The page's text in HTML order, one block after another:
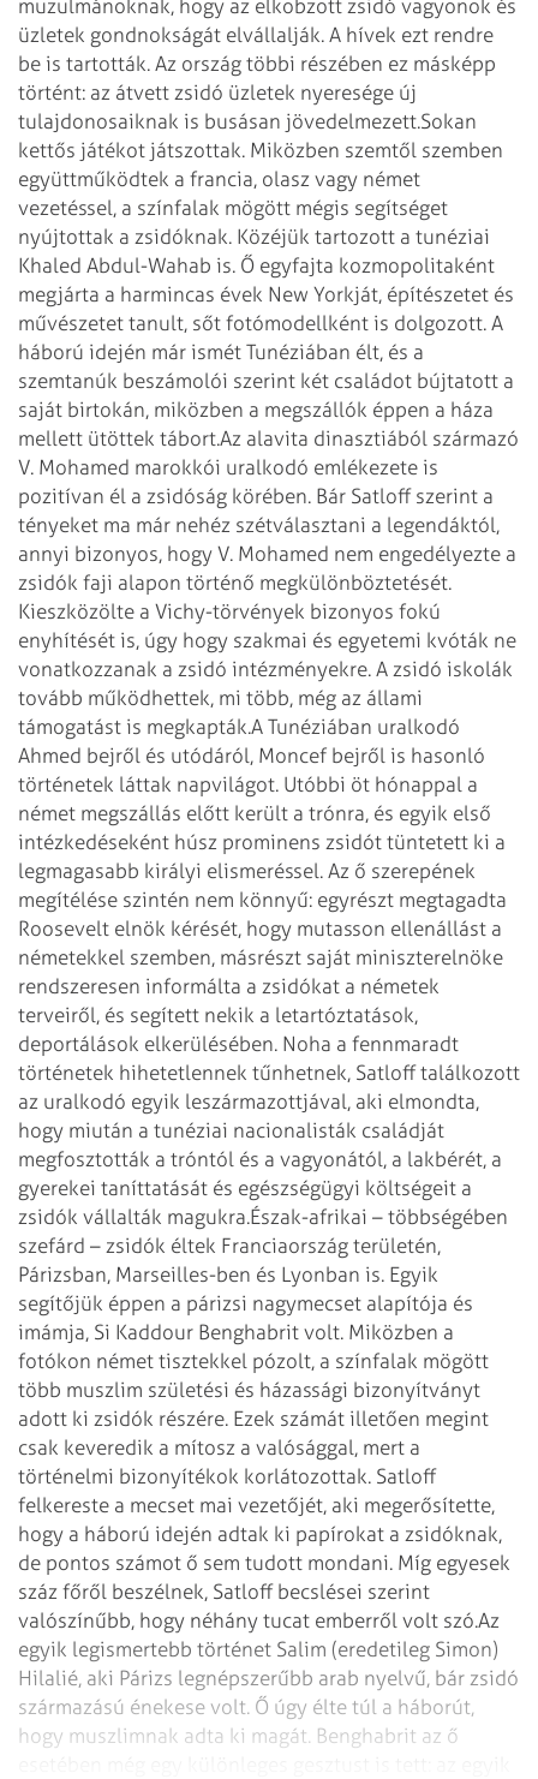
muzulmánoknak, hogy az elkobzott zsidó vagyonok és
üzletek gondnokságát elvállalják. A hívek ezt rendre
be is tartották. Az ország többi részében ez másképp
történt: az átvett zsidó üzletek nyeresége új
tulajdonosaiknak is busásan jövedelmezett.Sokan
kettős játékot játszottak. Miközben szemtől szemben
együttműködtek a francia, olasz vagy német
vezetéssel, a színfalak mögött mégis segítséget
nyújtottak a zsidóknak. Közéjük tartozott a tunéziai
Khaled Abdul-Wahab is. Ő egyfajta kozmopolitaként
megjárta a harmincas évek New Yorkját, építészetet és
művészetet tanult, sőt fotómodellként is dolgozott. A
háború idején már ismét Tunéziában élt, és a
szemtanúk beszámolói szerint két családot bújtatott a
saját birtokán, miközben a megszállók éppen a háza
mellett ütöttek tábort.Az alavita dinasztiából származó
V. Mohamed marokkói uralkodó emlékezete is
pozitívan él a zsidóság körében. Bár Satloff szerint a
tényeket ma már nehéz szétválasztani a legendáktól,
annyi bizonyos, hogy V. Mohamed nem engedélyezte a
zsidók faji alapon történő megkülönböztetését.
Kieszközölte a Vichy-törvények bizonyos fokú
enyhítését is, úgy hogy szakmai és egyetemi kvóták ne
vonatkozzanak a zsidó intézményekre. A zsidó iskolák
tovább működhettek, mi több, még az állami
támogatást is megkapták.A Tunéziában uralkodó
Ahmed bejről és utódáról, Moncef bejről is hasonló
történetek láttak napvilágot. Utóbbi öt hónappal a
német megszállás előtt került a trónra, és egyik első
intézkedéseként húsz prominens zsidót tüntetett ki a
legmagasabb királyi elismeréssel. Az ő szerepének
megítélése szintén nem könnyű: egyrészt megtagadta
Roosevelt elnök kérését, hogy mutasson ellenállást a
németekkel szemben, másrészt saját miniszterelnöke
rendszeresen informálta a zsidókat a németek
terveiről, és segített nekik a letartóztatások,
deportálások elkerülésében. Noha a fennmaradt
történetek hihetetlennek tűnhetnek, Satloff találkozott
az uralkodó egyik leszármazottjával, aki elmondta,
hogy miután a tunéziai nacionalisták családját
megfosztották a tróntól és a vagyonától, a lakbérét, a
gyerekei taníttatását és egészségügyi költségeit a
zsidók vállalták magukra.Észak-afrikai – többségében
szefárd – zsidók éltek Franciaország területén,
Párizsban, Marseilles-ben és Lyonban is. Egyik
segítőjük éppen a párizsi nagymecset alapítója és
imámja, Si Kaddour Benghabrit volt. Miközben a
fotókon német tisztekkel pózolt, a színfalak mögött
több muszlim születési és házassági bizonyítványt
adott ki zsidók részére. Ezek számát illetően megint
csak keveredik a mítosz a valósággal, mert a
történelmi bizonyítékok korlátozottak. Satloff
felkereste a mecset mai vezetőjét, aki megerősítette,
hogy a háború idején adtak ki papírokat a zsidóknak,
de pontos számot ő sem tudott mondani. Míg egyesek
száz főről beszélnek, Satloff becslései szerint
valószínűbb, hogy néhány tucat emberről volt szó.Az
egyik legismertebb történet Salim (eredetileg Simon)
Hilalié, aki Párizs legnépszerűbb arab nyelvű, bár zsidó
származású énekese volt. Ő úgy élte túl a háborút,
hogy muszlimnak adta ki magát. Benghabrit az ő